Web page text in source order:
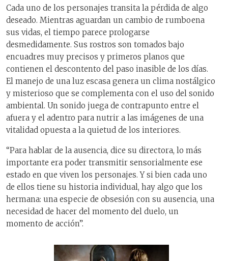
Cada uno de los personajes transita la pérdida de algo
deseado. Mientras aguardan un cambio de rumboena
sus vidas, el tiempo parece prologarse
desmedidamente. Sus rostros son tomados bajo
encuadres muy precisos y primeros planos que
contienen el descontento del paso inasible de los días.
El manejo de una luz escasa genera un clima nostálgico
y misterioso que se complementa con el uso del sonido
ambiental. Un sonido juega de contrapunto entre el
afuera y el adentro para nutrir a las imágenes de una
vitalidad opuesta a la quietud de los interiores.
“Para hablar de la ausencia, dice su directora, lo más
importante era poder transmitir sensorialmente ese
estado en que viven los personajes. Y si bien cada uno
de ellos tiene su historia individual, hay algo que los
hermana: una especie de obsesión con su ausencia, una
necesidad de hacer del momento del duelo, un
momento de acción”.